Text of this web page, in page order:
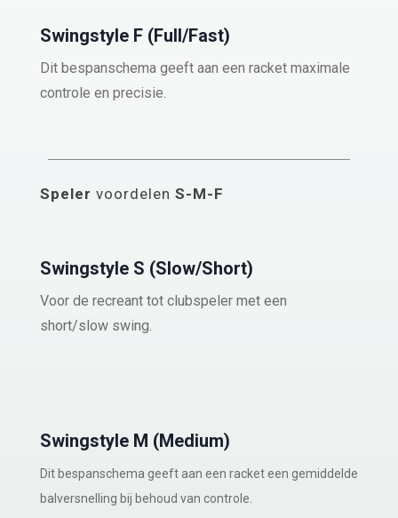
Swingstyle F (Full/Fast)
Dit bespanschema geeft aan een racket maximale
controle en precisie.
Speler voordelen S-M-F
Swingstyle S (Slow/Short)
Voor de recreant tot clubspeler met een
short/slow swing.
Swingstyle M (Medium)
Dit bespanschema geeft aan een racket een gemiddelde
balversnelling bij behoud van controle.